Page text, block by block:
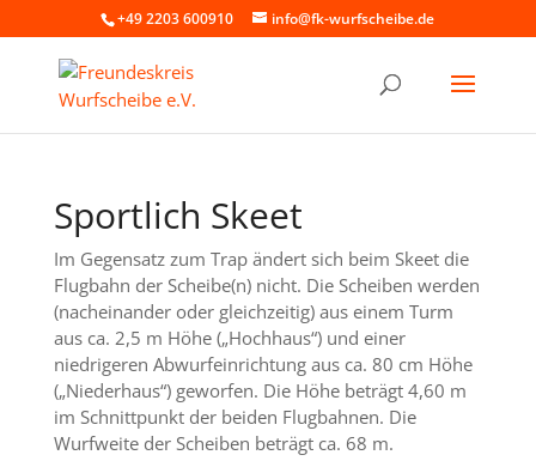
+49 2203 600910 info@fk-wurfscheibe.de
Sportlich Skeet
Im Gegensatz zum Trap ändert sich beim Skeet die
Flugbahn der Scheibe(n) nicht. Die Scheiben werden
(nacheinander oder gleichzeitig) aus einem Turm
aus ca. 2,5 m Höhe („Hochhaus“) und einer
niedrigeren Abwurfeinrichtung aus ca. 80 cm Höhe
(„Niederhaus“) geworfen. Die Höhe beträgt 4,60 m
im Schnittpunkt der beiden Flugbahnen. Die
Wurfweite der Scheiben beträgt ca. 68 m.